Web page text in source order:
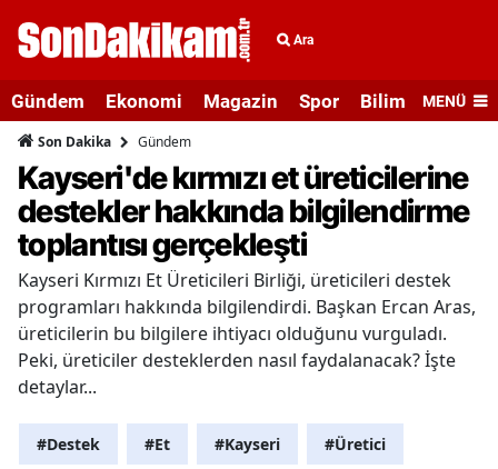
Ara
Gündem Ekonomi Magazin Spor Bilim veMENÜ
Son Dakika Gündem
Kayseri'de kırmızı et üreticilerine
destekler hakkında bilgilendirme
toplantısı gerçekleşti
Kayseri Kırmızı Et Üreticileri Birliği, üreticileri destek
programları hakkında bilgilendirdi. Başkan Ercan Aras,
üreticilerin bu bilgilere ihtiyacı olduğunu vurguladı.
Peki, üreticiler desteklerden nasıl faydalanacak? İşte
detaylar...
#Destek #Et #Kayseri #Üretici